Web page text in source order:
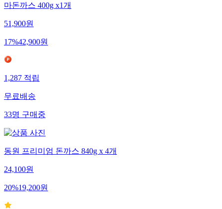
마돈까스 400g x1개
51,900원
17%42,900원
1,287 적립
무료배송
33명 구매중
동원 프리미엄 돈까스 840g x 4개
24,100원
20%19,200원